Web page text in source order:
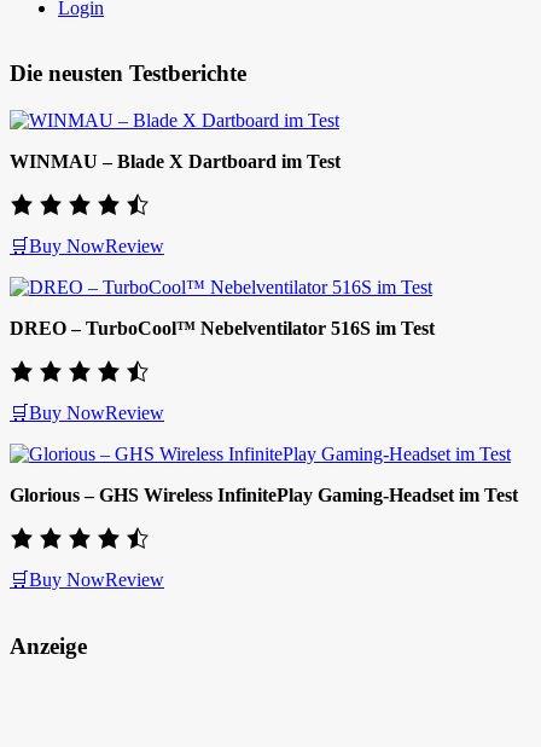
Login
Die neusten Testberichte
WINMAU – Blade X Dartboard im Test
🛒Buy NowReview
DREO – TurboCool™ Nebelventilator 516S im Test
🛒Buy NowReview
Glorious – GHS Wireless InfinitePlay Gaming-Headset im Test
🛒Buy NowReview
Anzeige